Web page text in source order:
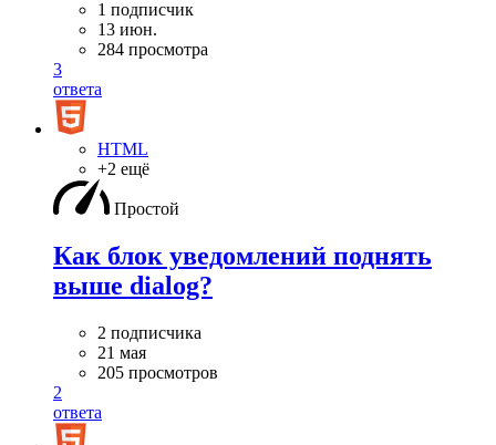
1 подписчик
13 июн.
284 просмотра
3
ответа
HTML
+2 ещё
Простой
Как блок уведомлений поднять
выше dialog?
2 подписчика
21 мая
205 просмотров
2
ответа